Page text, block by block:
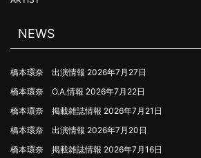
NEWS
橋本環奈 出演情報 2026年7月27日
橋本環奈 O.A.情報 2026年7月22日
橋本環奈 掲載雑誌情報 2026年7月21日
橋本環奈 出演情報 2026年7月20日
橋本環奈 掲載雑誌情報 2026年7月16日